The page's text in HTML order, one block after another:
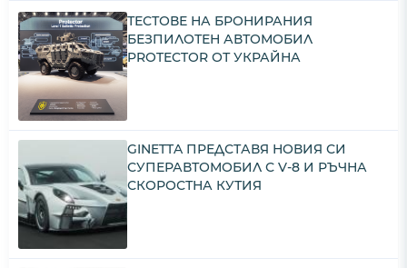
ТЕСТОВЕ НА БРОНИРАНИЯ
БЕЗПИЛОТЕН АВТОМОБИЛ
PROTECTOR ОТ УКРАЙНА
GINETTA ПРЕДСТАВЯ НОВИЯ СИ
СУПЕРАВТОМОБИЛ С V-8 И РЪЧНА
СКОРОСТНА КУТИЯ